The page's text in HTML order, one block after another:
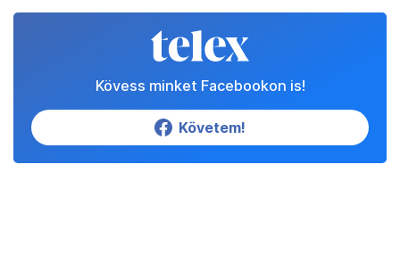
Kövess minket Facebookon is!
Követem!